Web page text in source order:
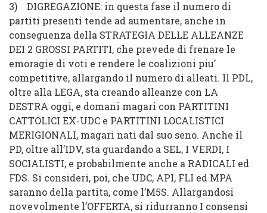
3) DIGREGAZIONE: in questa fase il numero di
partiti presenti tende ad aumentare, anche in
conseguenza della STRATEGIA DELLE ALLEANZE
DEI 2 GROSSI PARTITI, che prevede di frenare le
emoragie di voti e rendere le coalizioni piu’
competitive, allargando il numero di alleati. Il PDL,
oltre alla LEGA, sta creando alleanze con LA
DESTRA oggi, e domani magari con PARTITINI
CATTOLICI EX-UDC e PARTITINI LOCALISTICI
MERIGIONALI, magari nati dal suo seno. Anche il
PD, oltre all’IDV, sta guardando a SEL, I VERDI, I
SOCIALISTI, e probabilmente anche a RADICALI ed
FDS. Si consideri, poi, che UDC, API, FLI ed MPA
saranno della partita, come l’M5S. Allargandosi
novevolmente l’OFFERTA, si ridurranno I consensi